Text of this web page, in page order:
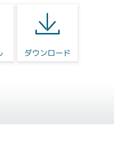
ダウンロード
ェネレー